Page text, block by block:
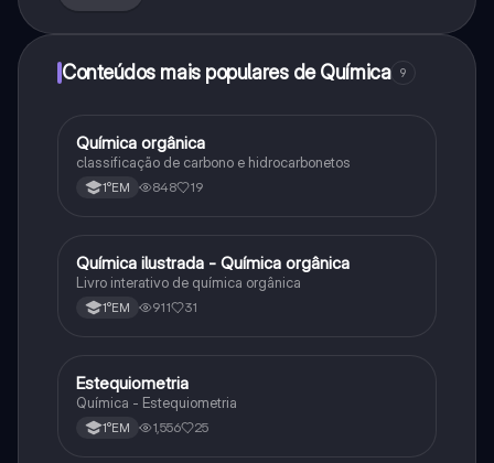
Conteúdos mais populares de Química 9
Química
Química orgânica
classificação de carbono e hidrocarbonetos
1°EM 848 19
Química
Química ilustrada - Química orgânica
Livro interativo de química orgânica
1°EM 911 31
Química
Estequiometria
Química - Estequiometria
1°EM 1,556 25